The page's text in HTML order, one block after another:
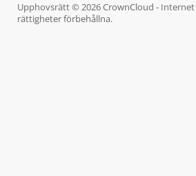
Upphovsrätt © 2026 CrownCloud - Internet
rättigheter förbehållna.